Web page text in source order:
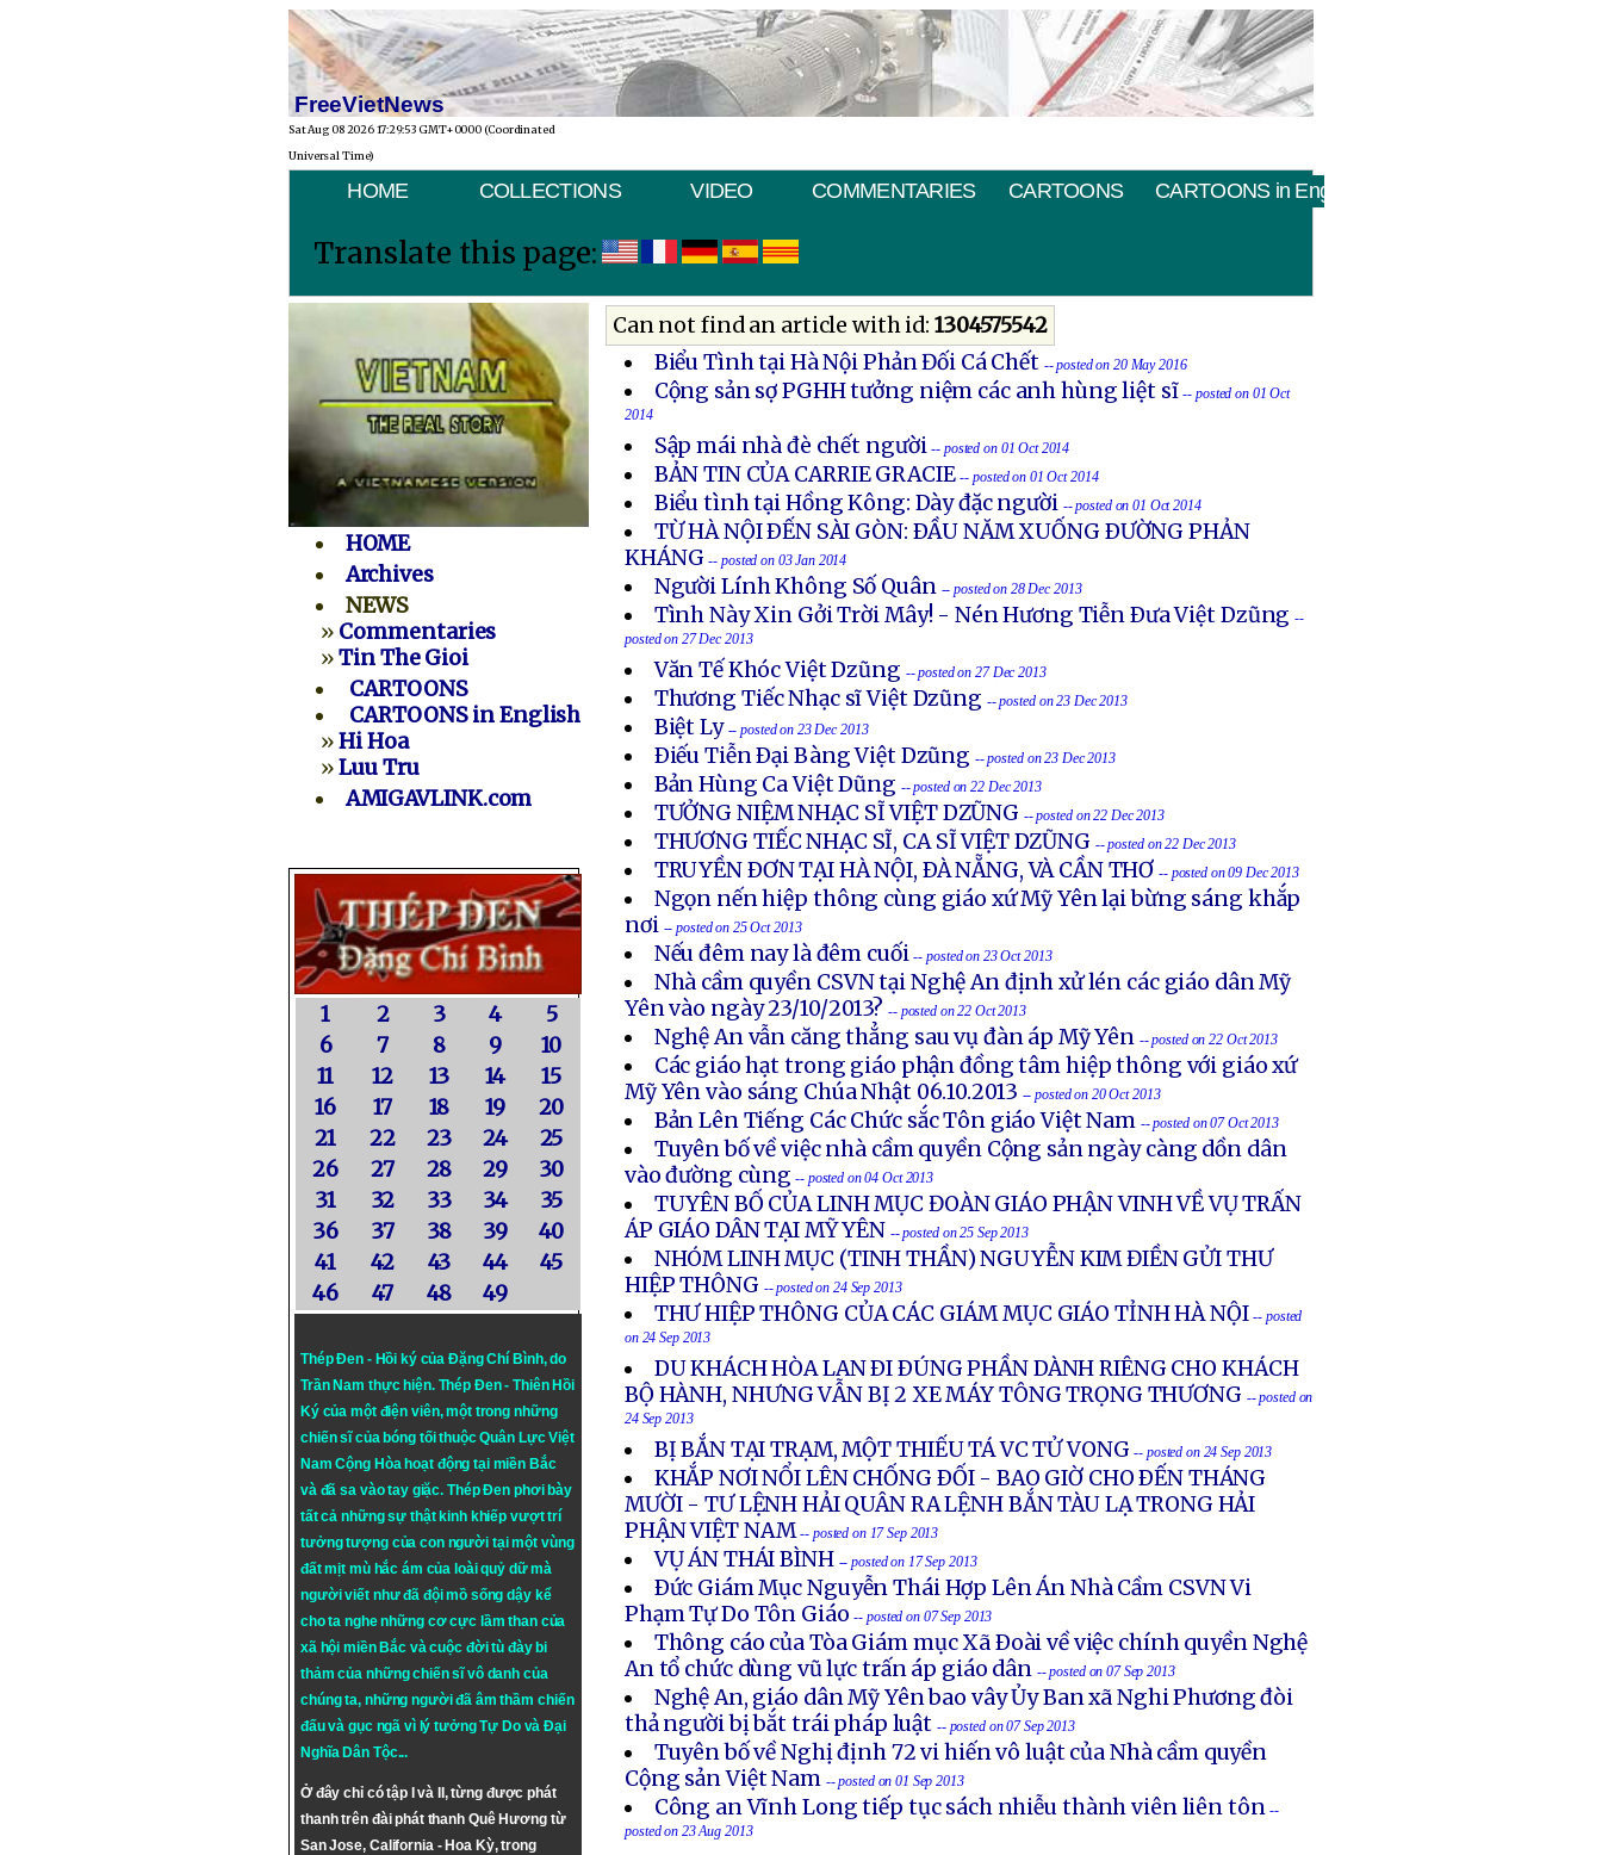
FreeVietNews
Sat Aug 08 2026 17:29:53 GMT+0000 (Coordinated
Universal Time)
HOME COLLECTIONS VIDEO COMMENTARIES CARTOONS CARTOONS in English
Translate this page:
HOME
Archives
NEWS
» Commentaries
»Tin The Gioi
CARTOONS
CARTOONS in English
»Hi Hoa
»Luu Tru
AMIGAVLINK.com
1 2 3 4
5
6
7 8 9
10
11
12 13 14
15
16
17 18 19
20
21
22 23 24
25
26
27 28 29
30
31
32 33 34
35
36
37 38 39
40
41
42 43 44
45
46
47 48 49
Thép Đen - Hồi ký của Đặng Chí Bình, do
Trần Nam thực hiện. Thép Đen- Thiên Hồi
Ký của một điện viên, một trong những
chiến sĩ của bóng tối thuộc Quân Lực Việt
Nam Cộng Hòa hoạt động tại miền Bắc
và đã sa vào tay giặc. Thép Đen phơi bày
tất cả những sự thật kinh khiếp vượt trí
tưởng tượng của con người tại một vùng
đất mịt mù hắc ám của loài quỷ dữ mà
người viết như đã đội mồ sống dậy kể
cho ta nghe những cơ cực lầm than của
xã hội miền Bắc và cuộc đời tù đày bi
thảm của những chiến sĩ vô danh của
chúng ta, những người đã âm thầm chiến
đấu và gục ngã vì lý tưởngTự DovàĐại
Nghĩa Dân Tộc...
Ở đây chỉ có tập I và II, từng được phát
thanh trên đài phát thanh Quê Hương từ
San Jose, California - Hoa Kỳ, trong
Can not find an article with id: 1304575542
Biểu Tình tại Hà Nội Phản Đối Cá Chết -- posted on 20 May 2016
Cộng sản sợ PGHH tưởng niệm các anh hùng liệt sĩ -- posted on 01 Oct
2014
Sập mái nhà đè chết người -- posted on 01 Oct 2014
BẢN TIN CỦA CARRIE GRACIE-- posted on 01 Oct 2014
Biểu tình tại Hồng Kông: Dày đặc người -- posted on 01 Oct 2014
TỪ HÀ NỘI ÐẾN SÀI GÒN: ÐẦU NĂM XUỐNG ÐƯỜNG PHẢN
KHÁNG-- posted on 03 Jan 2014
Người Lính Không Số Quân -- posted on 28 Dec 2013
Tình Này Xin Gởi Trời Mây! - Nén Hương Tiễn Ðưa Việt Dzũng --
posted on 27 Dec 2013
Văn Tế Khóc Việt Dzũng -- posted on 27 Dec 2013
Thương Tiếc Nhạc sĩ Việt Dzũng -- posted on 23 Dec 2013
Biệt Ly -- posted on 23 Dec 2013
Ðiếu Tiễn Ðại Bàng Việt Dzũng -- posted on 23 Dec 2013
Bản Hùng Ca Việt Dũng -- posted on 22 Dec 2013
TƯỞNG NIỆM NHẠC SĨ VIỆT DZŨNG -- posted on 22 Dec 2013
THƯƠNG TIẾC NHẠC SĨ, CA SĨ VIỆT DZŨNG -- posted on 22 Dec 2013
TRUYỀN ÐƠN TẠI HÀ NỘI, ÐÀ NẴNG, VÀ CẦN THƠ -- posted on 09 Dec 2013
Ngọn nến hiệp thông cùng giáo xứ Mỹ Yên lại bừng sáng khắp
nơi -- posted on 25 Oct 2013
Nếu đêm nay là đêm cuối -- posted on 23 Oct 2013
Nhà cầm quyền CSVN tại Nghệ An định xử lén các giáo dân Mỹ
Yên vào ngày 23/10/2013?-- posted on 22 Oct 2013
Nghệ An vẫn căng thẳng sau vụ đàn áp Mỹ Yên -- posted on 22 Oct 2013
Các giáo hạt trong giáo phận đồng tâm hiệp thông với giáo xứ
Mỹ Yên vào sáng Chúa Nhật 06.10.2013 -- posted on 20 Oct 2013
Bản Lên Tiếng Các Chức sắc Tôn giáo Việt Nam -- posted on 07 Oct 2013
Tuyên bố về việc nhà cầm quyền Cộng sản ngày càng dồn dân
vào đường cùng -- posted on 04 Oct 2013
TUYÊN BỐ CỦA LINH MỤC ĐOÀN GIÁO PHẬN VINH VỀ VỤ TRẤN
ÁP GIÁO DÂN TẠI MỸ YÊN -- posted on 25 Sep 2013
NHÓM LINH MỤC (TINH THẦN) NGUYỄN KIM ĐIỀN GỬI THƯ
HIỆP THÔNG -- posted on 24 Sep 2013
THƯ HIỆP THÔNG CỦA CÁC GIÁM MỤC GIÁO TỈNH HÀ NỘI -- posted
on 24 Sep 2013
DU KHÁCH HÒA LAN ÐI ÐÚNG PHẦN DÀNH RIÊNG CHO KHÁCH
BỘ HÀNH, NHƯNG VẪN BỊ 2 XE MÁY TÔNG TRỌNG THƯƠNG -- posted on
24 Sep 2013
BỊ BẮN TẠI TRẠM, MỘT THIẾU TÁ VC TỬ VONG -- posted on 24 Sep 2013
KHẮP NƠI NỔI LÊN CHỐNG ÐỐI - BAO GIỜ CHO ÐẾN THÁNG
MƯỜI - TƯ LỆNH HẢI QUÂN RA LỆNH BẮN TÀU LẠ TRONG HẢI
PHẬN VIỆT NAM-- posted on 17 Sep 2013
VỤ ÁN THÁI BÌNH -- posted on 17 Sep 2013
Ðức Giám Mục Nguyễn Thái Hợp Lên Án Nhà Cầm CSVN Vi
Phạm Tự Do Tôn Giáo -- posted on 07 Sep 2013
Thông cáo của Tòa Giám mục Xã Ðoài về việc chính quyền Nghệ
An tổ chức dùng vũ lực trấn áp giáo dân -- posted on 07 Sep 2013
Nghệ An, giáo dân Mỹ Yên bao vây Ủy Ban xã Nghi Phương đòi
thả người bị bắt trái pháp luật -- posted on 07 Sep 2013
Tuyên bố về Nghị định 72 vi hiến vô luật của Nhà cầm quyền
Cộng sản Việt Nam -- posted on 01 Sep 2013
Công an Vĩnh Long tiếp tục sách nhiễu thành viên liên tôn --
posted on 23 Aug 2013